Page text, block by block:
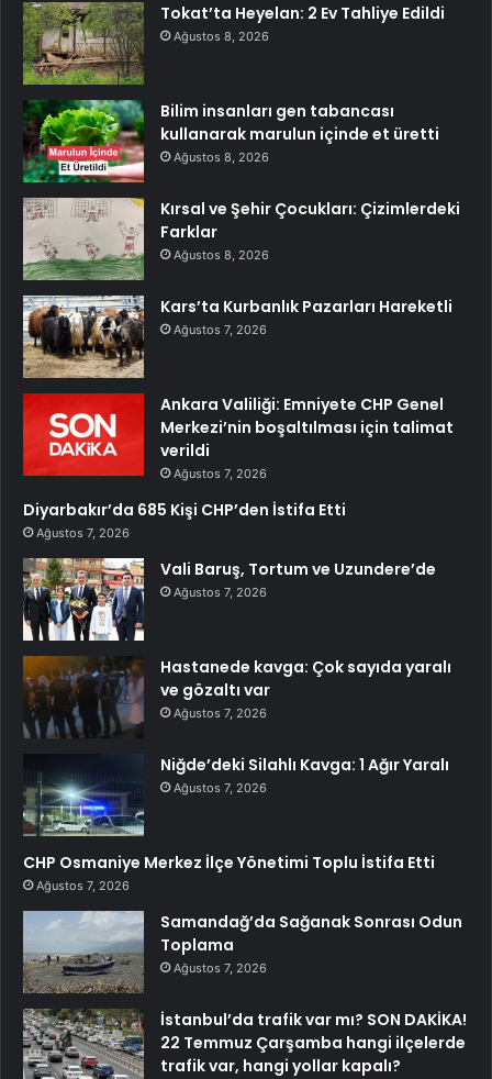
Tokat’ta Heyelan: 2 Ev Tahliye Edildi
Ağustos 8, 2026
Bilim insanları gen tabancası
kullanarak marulun içinde et üretti
Ağustos 8, 2026
Kırsal ve Şehir Çocukları: Çizimlerdeki
Farklar
Ağustos 8, 2026
Kars’ta Kurbanlık Pazarları Hareketli
Ağustos 7, 2026
Ankara Valiliği: Emniyete CHP Genel
Merkezi’nin boşaltılması için talimat
verildi
Ağustos 7, 2026
Diyarbakır’da 685 Kişi CHP’den İstifa Etti
Ağustos 7, 2026
Vali Baruş, Tortum ve Uzundere’de
Ağustos 7, 2026
Hastanede kavga: Çok sayıda yaralı
ve gözaltı var
Ağustos 7, 2026
Niğde’deki Silahlı Kavga: 1 Ağır Yaralı
Ağustos 7, 2026
CHP Osmaniye Merkez İlçe Yönetimi Toplu İstifa Etti
Ağustos 7, 2026
Samandağ’da Sağanak Sonrası Odun
Toplama
Ağustos 7, 2026
İstanbul’da trafik var mı? SON DAKİKA!
22 Temmuz Çarşamba hangi ilçelerde
trafik var, hangi yollar kapalı?